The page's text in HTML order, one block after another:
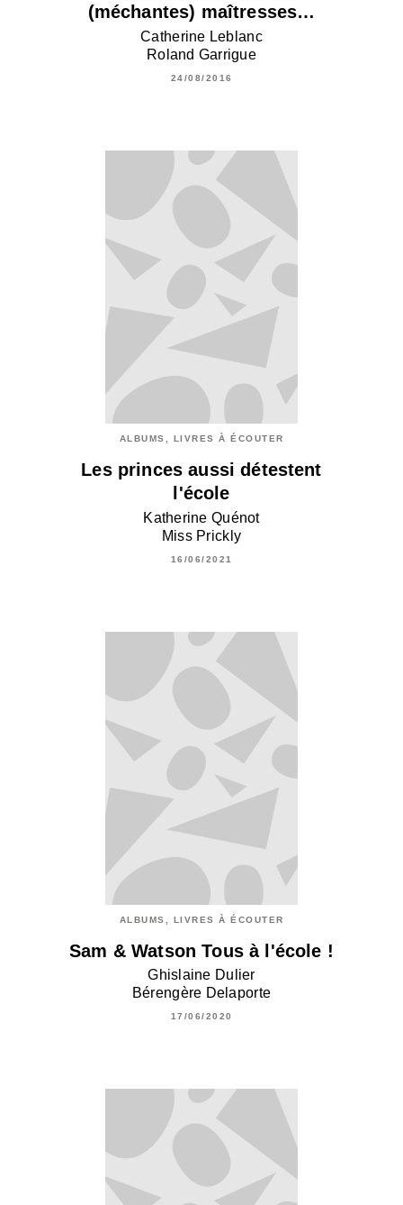
(méchantes) maîtresses…
Catherine Leblanc
Roland Garrigue
24/08/2016
ALBUMS, LIVRES À ÉCOUTER
Les princes aussi détestent
l'école
Katherine Quénot
Miss Prickly
16/06/2021
ALBUMS, LIVRES À ÉCOUTER
Sam & Watson Tous à l'école !
Ghislaine Dulier
Bérengère Delaporte
17/06/2020